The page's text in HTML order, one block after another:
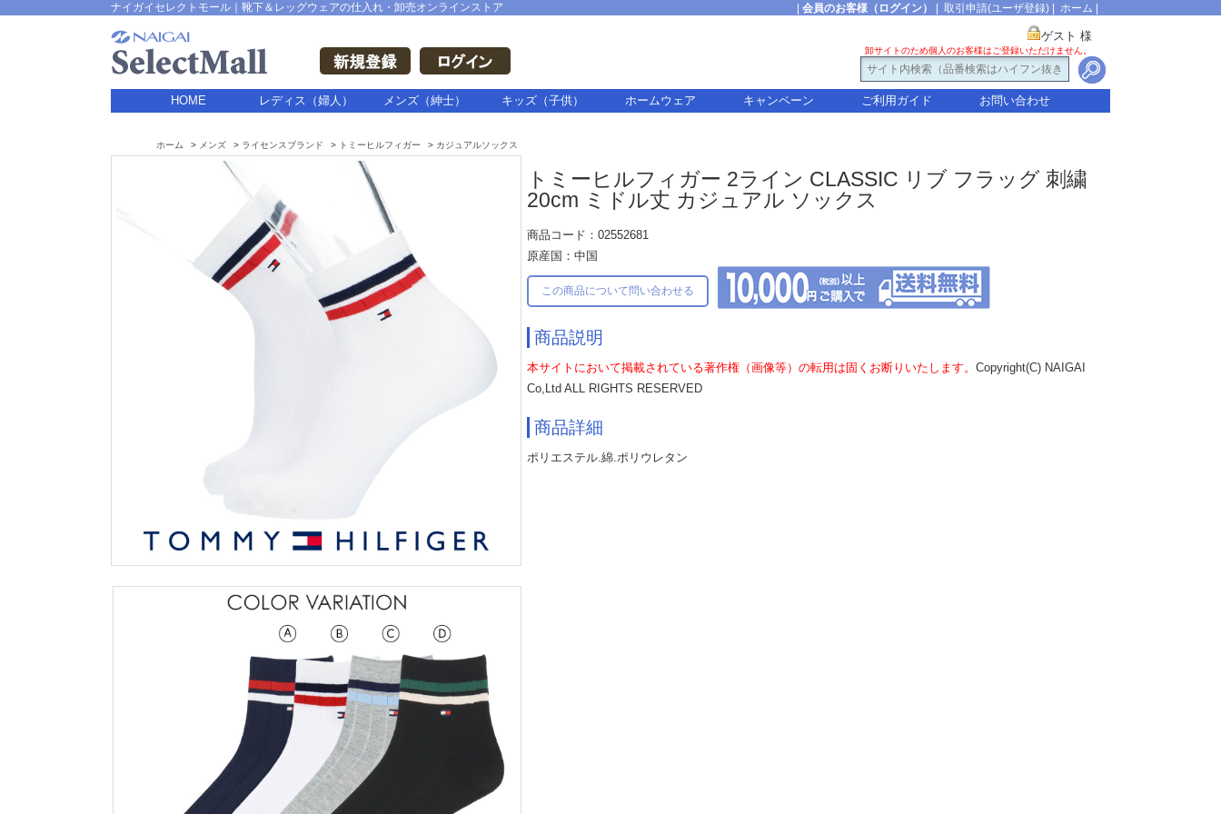
ナイガイセレクトモール｜靴下＆レッグウェアの仕入れ・卸売オンラインストア 会員のお客様（ログイン） 取引申請(ユーザ登録) ホーム
ゲスト 様
卸サイトのため個人のお客様はご登録いただけません。
HOME レディス（婦人） メンズ（紳士） キッズ（子供） ホームウェア キャンペーン ご利用ガイド お問い合わせ
ホーム メンズ ライセンスブランド トミーヒルフィガー カジュアルソックス
トミーヒルフィガー 2ライン CLASSIC リブ フラッグ 刺繍
20cm ミドル丈 カジュアル ソックス
商品コード：02552681
原産国：中国
この商品について問い合わせる
商品説明
本サイトにおいて掲載されている著作権（画像等）の転用は固くお断りいたします。Copyright(C) NAIGAI
Co,Ltd ALL RIGHTS RESERVED
商品詳細
ポリエステル.綿.ポリウレタン